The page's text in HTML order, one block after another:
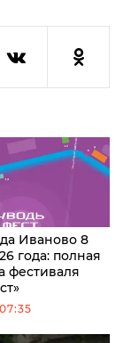
Иваново 8
года: полная
фестиваля